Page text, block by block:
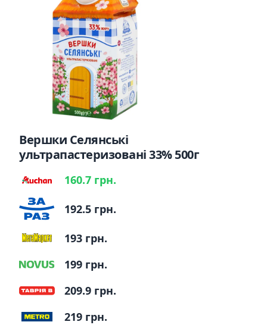
Вершки Селянські
ультрапастеризовані 33% 500г
160.7 грн.
192.5 грн.
193 грн.
199 грн.
209.9 грн.
219 грн.